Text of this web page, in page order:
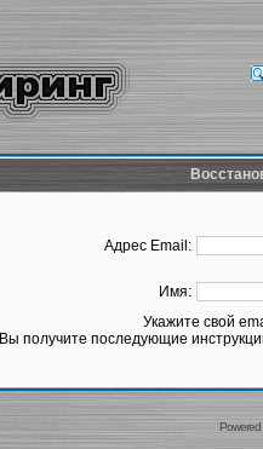
Адрес Email:
Имя:
Укажите свой
Вы получите последующие